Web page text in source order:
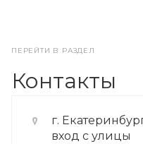
ПЕРЕЙТИ В РАЗДЕЛ
Контакты
г.
вход с улицы